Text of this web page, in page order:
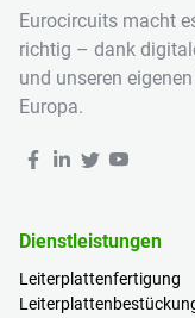
Eurocircuits macht
richtig – dank
und unseren
Europa.
Dienstleistungen
Leiterplattenfertigung